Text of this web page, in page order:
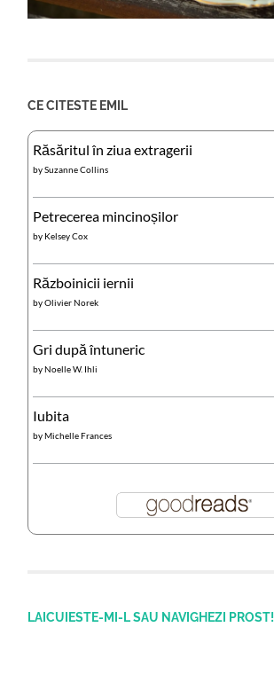
CE CITESTE EMIL
Răsăritul în ziua extragerii
bySuzanne Collins
Petrecerea mincinoșilor
by Kelsey Cox
Războinicii iernii
byOlivier Norek
Gri după întuneric
byNoelle W. Ihli
Iubita
byMichelle Frances
LAICUIESTE-MI-L SAU NAVIGHEZI PROST!